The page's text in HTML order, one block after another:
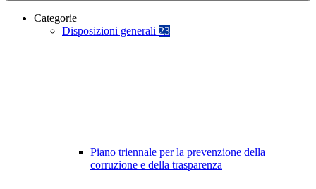
Categorie
Disposizioni generali 23
Piano triennale per la prevenzione della
corruzione e della trasparenza